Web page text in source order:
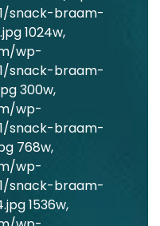
snack-braam-
1024w,
wp-
snack-braam-
300w,
wp-
snack-braam-
768w,
wp-
snack-braam-
1536w,